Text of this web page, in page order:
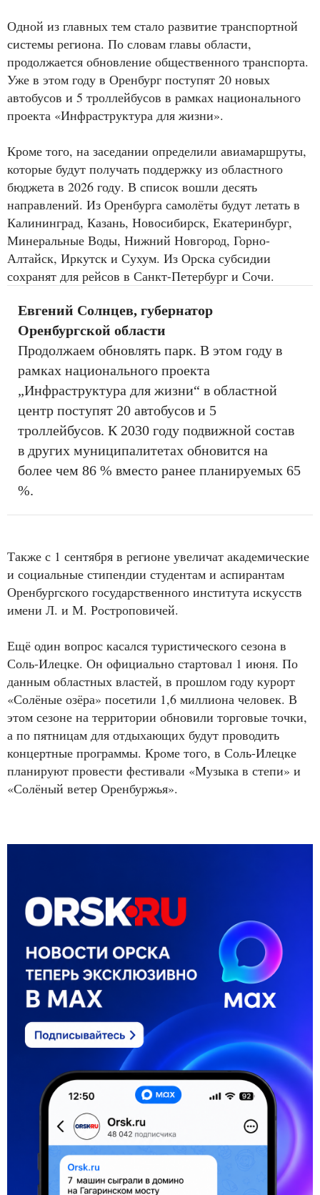
Одной из главных тем стало развитие транспортной
системы региона. По словам главы области,
продолжается обновление общественного транспорта.
Уже в этом году в Оренбург поступят 20 новых
автобусов и 5 троллейбусов в рамках национального
проекта «Инфраструктура для жизни».
Кроме того, на заседании определили авиамаршруты,
которые будут получать поддержку из областного
бюджета в 2026 году. В список вошли десять
направлений. Из Оренбурга самолёты будут летать в
Калининград, Казань, Новосибирск, Екатеринбург,
Минеральные Воды, Нижний Новгород, Горно-
Алтайск, Иркутск и Сухум. Из Орска субсидии
сохранят для рейсов в Санкт-Петербург и Сочи.
Евгений Солнцев, губернатор
Оренбургской области
Продолжаем обновлять парк. В этом году в
рамках национального проекта
„Инфраструктура для жизни“ в областной
центр поступят 20 автобусов и 5
троллейбусов. К 2030 году подвижной состав
в других муниципалитетах обновится на
более чем 86 % вместо ранее планируемых 65
%.
Также с 1 сентября в регионе увеличат академические
и социальные стипендии студентам и аспирантам
Оренбургского государственного института искусств
имени Л. и М. Ростроповичей.
Ещё один вопрос касался туристического сезона в
Соль-Илецке. Он официально стартовал 1 июня. По
данным областных властей, в прошлом году курорт
«Солёные озёра» посетили 1,6 миллиона человек. В
этом сезоне на территории обновили торговые точки,
а по пятницам для отдыхающих будут проводить
концертные программы. Кроме того, в Соль-Илецке
планируют провести фестивали «Музыка в степи» и
«Солёный ветер Оренбуржья».